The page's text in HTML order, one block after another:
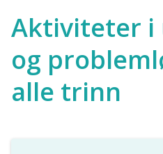
Aktiviteter i
og
alle trinn